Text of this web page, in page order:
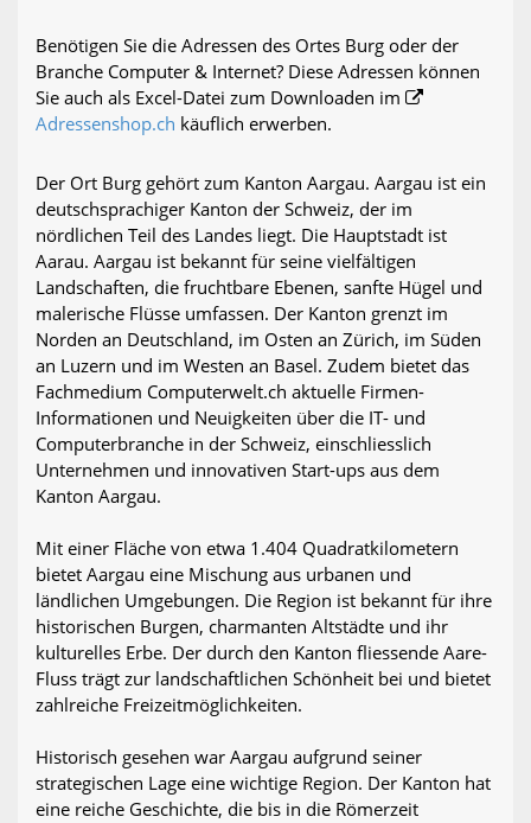
Benötigen Sie die Adressen des Ortes Burg oder der
Branche Computer & Internet? Diese Adressen können
Sie auch als Excel-Datei zum Downloaden im
Adressenshop.ch käuflich erwerben.
Der Ort Burg gehört zum Kanton Aargau. Aargau ist ein
deutschsprachiger Kanton der Schweiz, der im
nördlichen Teil des Landes liegt. Die Hauptstadt ist
Aarau. Aargau ist bekannt für seine vielfältigen
Landschaften, die fruchtbare Ebenen, sanfte Hügel und
malerische Flüsse umfassen. Der Kanton grenzt im
Norden an Deutschland, im Osten an Zürich, im Süden
an Luzern und im Westen an Basel. Zudem bietet das
Fachmedium Computerwelt.ch aktuelle Firmen-
Informationen und Neuigkeiten über die IT- und
Computerbranche in der Schweiz, einschliesslich
Unternehmen und innovativen Start-ups aus dem
Kanton Aargau.
Mit einer Fläche von etwa 1.404 Quadratkilometern
bietet Aargau eine Mischung aus urbanen und
ländlichen Umgebungen. Die Region ist bekannt für ihre
historischen Burgen, charmanten Altstädte und ihr
kulturelles Erbe. Der durch den Kanton fliessende Aare-
Fluss trägt zur landschaftlichen Schönheit bei und bietet
zahlreiche Freizeitmöglichkeiten.
Historisch gesehen war Aargau aufgrund seiner
strategischen Lage eine wichtige Region. Der Kanton hat
eine reiche Geschichte, die bis in die Römerzeit